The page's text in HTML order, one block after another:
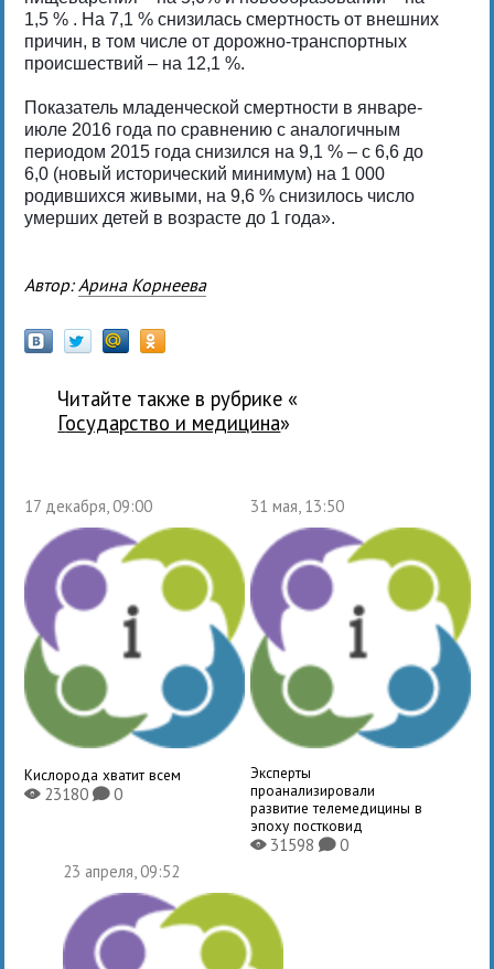
1,5 % . На 7,1 % снизилась смертность от внешних
причин, в том числе от дорожно-транспортных
происшествий – на 12,1 %.
Показатель младенческой смертности в январе-
июле 2016 года по сравнению с аналогичным
периодом 2015 года снизился на 9,1 % – с 6,6 до
6,0 (новый исторический минимум) на 1 000
родившихся живыми, на 9,6 % снизилось число
умерших детей в возрасте до 1 года».
Автор: Арина Корнеева
Читайте также в рубрике «
государство и медицина»
17 декабря, 09:00
Кислорода хватит всем
X23180K0
31 мая, 13:50
Эксперты
проанализировали
развитие телемедицины в
эпоху постковид
X31598 K0
23 апреля, 09:52